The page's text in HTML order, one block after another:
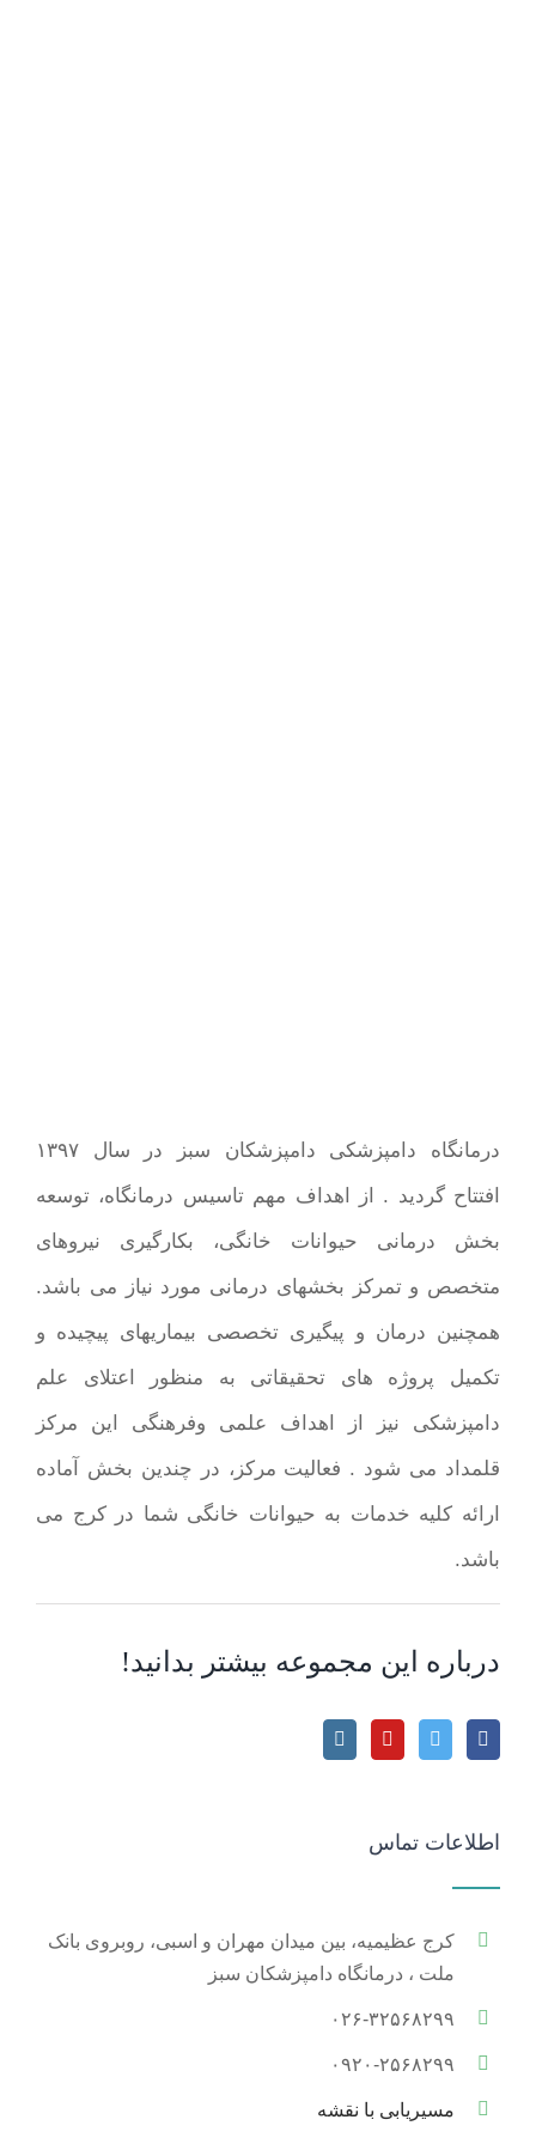
درمانگاه دامپزشکی دامپزشکان سبز در سال ۱۳۹۷
افتتاح گردید . از اهداف مهم تاسیس درمانگاه، توسعه
بخش درمانی حیوانات خانگی، بکارگیری نیروهای
متخصص و تمرکز بخشهای درمانی مورد نیاز می باشد.
همچنین درمان و پیگیری تخصصی بیماریهای پیچیده و
تکمیل پروژه های تحقیقاتی به منظور اعتلای علم
دامپزشکی نیز از اهداف علمی وفرهنگی این مرکز
قلمداد می شود . فعالیت مرکز، در چندین بخش آماده
ارائه کلیه خدمات به حیوانات خانگی شما در کرج می
باشد.
درباره این مجموعه بیشتر بدانید!
اطلاعات تماس
کرج عظیمیه، بین میدان مهران و اسبی، روبروی بانک
ملت ، درمانگاه دامپزشکان سبز
۰۲۶-۳۲۵۶۸۲۹۹
۰۹۲۰-۲۵۶۸۲۹۹
مسیریابی با نقشه